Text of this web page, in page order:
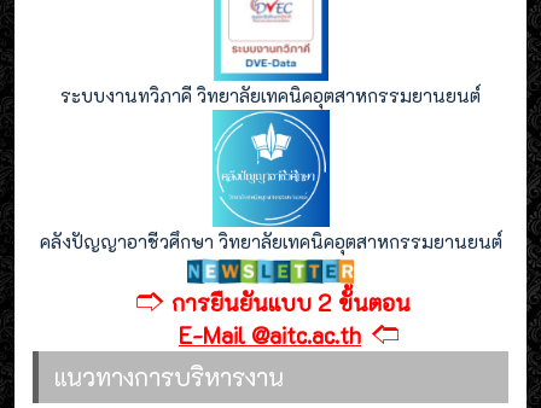
ระบบงานทวิภาคี วิทยาลัยเทคนิคอุตสาหกรรมยานยนต์
คลังปัญญาอาชีวศึกษา วิทยาลัยเทคนิคอุตสาหกรรมยานยนต์
🢣 การยืนยันแบบ 2 ขั้นตอน
E-Mail @aitc.ac.th 🢢
แนวทางการบริหารงาน